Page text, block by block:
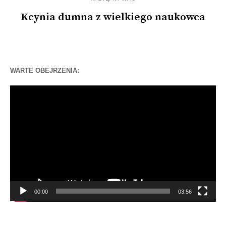
Kcynia dumna z wielkiego naukowca
WARTE OBEJRZENIA:
00:00 03:56